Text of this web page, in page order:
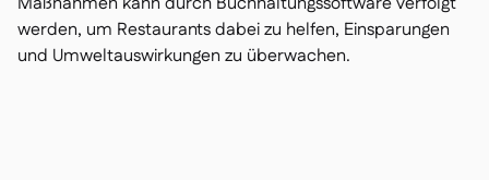
werden, um Restaurants dabei zu helfen, Einsparungen
und Umweltauswirkungen zu überwachen.